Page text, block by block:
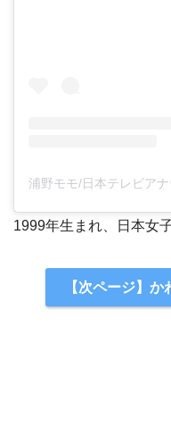
1999年生まれ、日本女
【次ページ】